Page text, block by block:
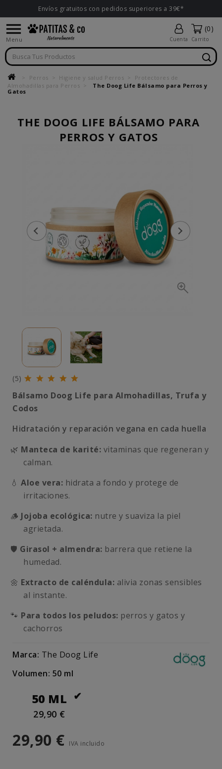
Envíos gratuitos con pedidos superiores a 39€*

Menu Cuenta
(0)
Carrito
Perros Higiene y salud Perros
Protectores de
Almohadillas para Perros
The Doog Life Bálsamo para Perros y
Gatos
THE DOOG LIFE BÁLSAMO PARA
PERROS Y GATOS
(5)
Bálsamo Doog Life para Almohadillas, Trufa y
Codos
Hidratación y reparación vegana en cada huella
🌿 Manteca de karité: vitaminas que regeneran y
calman.
💧 Aloe vera: hidrata a fondo y protege de
irritaciones.
🪵 Jojoba ecológica: nutre y suaviza la piel
agrietada.
🛡️ Girasol + almendra: barrera que retiene la
humedad.
🌼 Extracto de caléndula: alivia zonas sensibles
al instante.
🐾 Para todos los peludos: perros y gatos y
cachorros
Marca: The Doog Life
Volumen: 50 ml
50 ML
29,90 €
29,90 € IVA incluido